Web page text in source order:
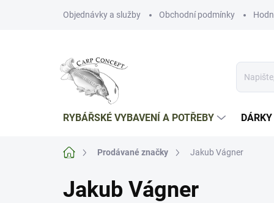
Objednávky a služby Obchodní podmínky
RYBÁŘSKÉ VYBAVENÍ A POTŘEBY
Domů Prodávané značky Jakub Vágner
Jakub Vágner